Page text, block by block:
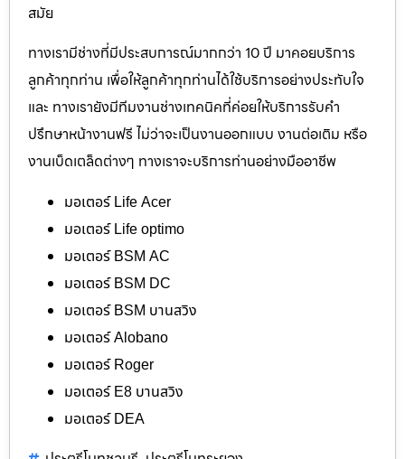
สมัย
ทางเรามีช่างที่มีประสบการณ์มากกว่า 10 ปี มาคอยบริการ
ลูกค้าทุกท่าน เพื่อให้ลูกค้าทุกท่านได้ใช้บริการอย่างประทับใจ
และ ทางเรายังมีทีมงานช่างเทคนิคที่ค่อยให้บริการรับคำ
ปรึกษาหน้างานฟรี ไม่ว่าจะเป็นงานออกแบบ งานต่อเติม หรือ
งานเบ็ดเตล็ดต่างๆ ทางเราจะบริการท่านอย่างมืออาชีพ
มอเตอร์ Life Acer
มอเตอร์ Life optimo
มอเตอร์ BSM AC
มอเตอร์ BSM DC
มอเตอร์ BSM บานสวิง
มอเตอร์ Alobano
มอเตอร์ Roger
มอเตอร์ E8 บานสวิง
มอเตอร์ DEA